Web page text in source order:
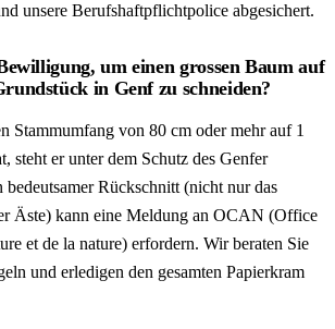
unsere Berufshaftpflichtpolice abgesichert.
um einen grossen Baum auf
in Genf zu schneiden?
Stammumfang von 80 cm oder mehr auf 1
steht er unter dem Schutz des Genfer
bedeutsamer Rückschnitt (nicht nur das
Äste) kann eine Meldung an OCAN (Office
et de la nature) erfordern. Wir beraten Sie
und erledigen den gesamten Papierkram